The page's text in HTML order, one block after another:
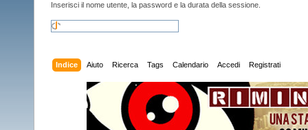
Inserisci il nome utente, la password e la durata della sessione.
Indice Aiuto Ricerca Tags Calendario Accedi Registrati